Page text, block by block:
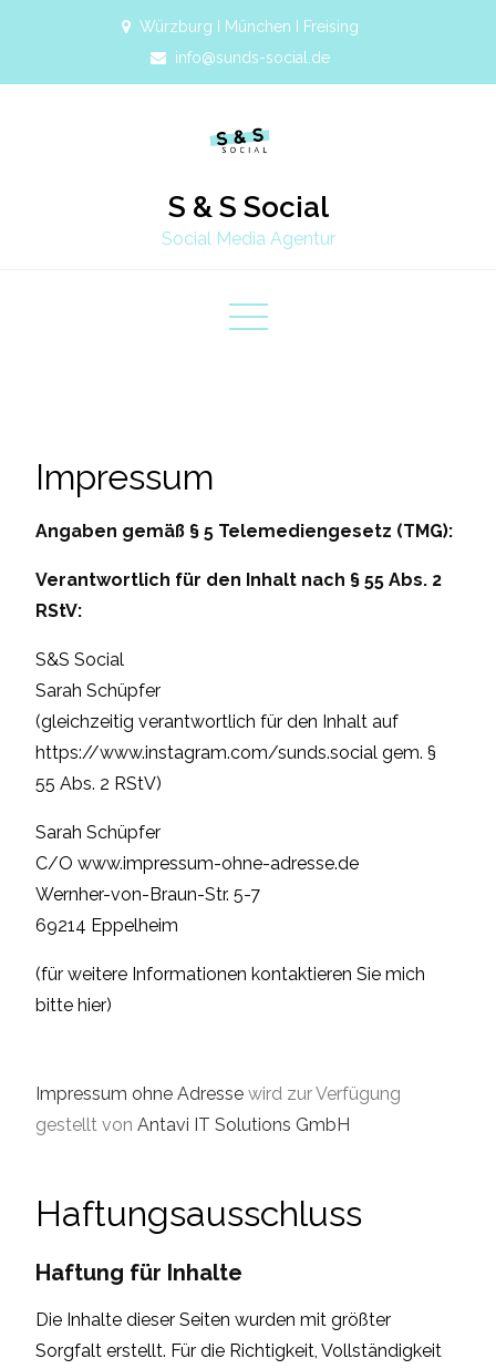
Würzburg I München I Freising
info@sunds-social.de
S & S Social
Social Media Agentur
Impressum
Angaben gemäß § 5 Telemediengesetz (TMG):
Verantwortlich für den Inhalt nach § 55 Abs. 2
RStV:
S&S Social
Sarah Schüpfer
(gleichzeitig verantwortlich für den Inhalt auf
https://www.instagram.com/sunds.social gem. §
55 Abs. 2 RStV)
Sarah Schüpfer
C/O www.impressum-ohne-adresse.de
Wernher-von-Braun-Str. 5-7
69214 Eppelheim
(für weitere Informationen kontaktieren Sie mich
bittehier)​
Impressum ohne Adresse wird zur Verfügung
gestellt vonAntavi IT Solutions GmbH
Haftungsausschluss
Haftung für Inhalte
Die Inhalte dieser Seiten wurden mit größter
Sorgfalt erstellt. Für die Richtigkeit, Vollständigkeit